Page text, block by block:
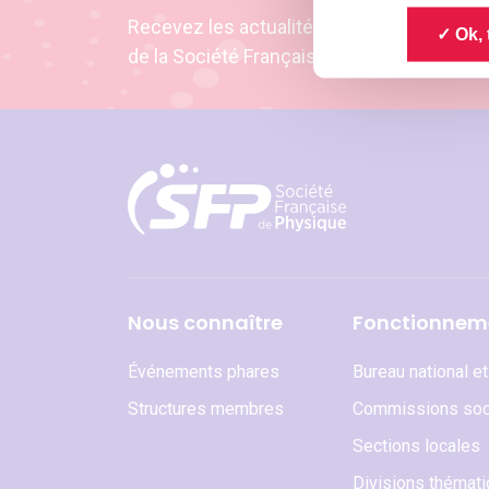
Ok,
Recevez les actualités et les invitations
de la Société Française de Physique
Nous connaître
Événements phares
Structures membres
Bureau national
Commissions
Sections locales
Divisions